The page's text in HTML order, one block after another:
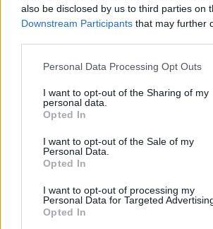
also be disclosed by us to third parties on
Downstream Participants that may further
Personal Data Processing Opt Outs
I want to opt-out of the Sharing of my
personal data.
Opted In
I want to opt-out of the Sale of my
Personal Data.
Opted In
I want to opt-out of processing my
Personal Data for Targeted
Opted In
Fallece un bebé de
HUMANOS?. Por
Fuerteventura
por 30 euros por